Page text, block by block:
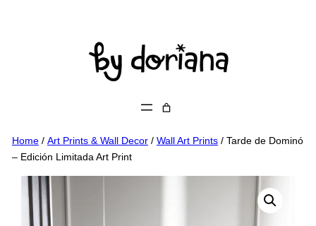
Home/ Art Prints & Wall Decor/ Wall Art Prints/ Tarde de Dominó
– Edición Limitada Art Print